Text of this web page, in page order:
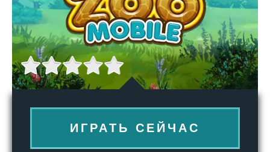
ИГРАТЬ СЕЙЧАС